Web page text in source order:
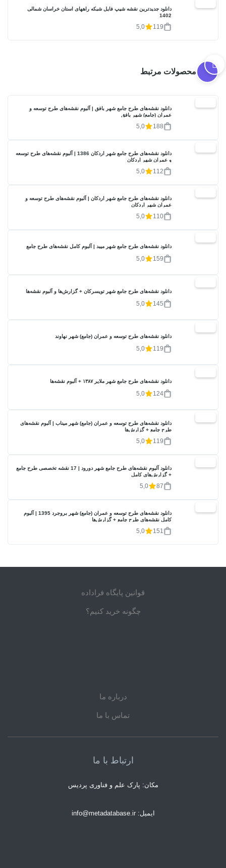
دانلود جدیدترین نقشه شیپ فایل شبکه راههای استان خراسان شمالی
1402
119
5,0
محصولات مرتبط
دانلود نقشه‌های طرح جامع شهر بافق | آلبوم نقشه‌های طرح توسعه و
عمران (جامع) شهر بافق
188
5,0
دانلود نقشه‌های طرح جامع شهر اردکان 1386 | آلبوم نقشه‌های طرح توسعه
و عمران شهر اردکان
112
5,0
دانلود نقشه‌های طرح جامع شهر اردکان | آلبوم نقشه‌های طرح توسعه و
عمران شهر اردکان
110
5,0
دانلود نقشه‌های طرح جامع شهر میبد | آلبوم کامل نقشه‌های طرح جامع
159
5,0
دانلود نقشه‌های طرح جامع شهر تویسرکان + گزارش‌ها و آلبوم نقشه‌ها
145
5,0
دانلود نقشه‌های طرح توسعه و عمران (جامع) شهر نهاوند
119
5,0
دانلود نقشه‌های طرح جامع شهر ملایر ۱۳۸۷ + آلبوم نقشه‌ها
124
5,0
دانلود نقشه‌های طرح توسعه و عمران (جامع) شهر میناب | آلبوم نقشه‌های
طرح جامع + گزارش‌ها
119
5,0
دانلود آلبوم نقشه‌های طرح جامع شهر دورود | 17 نقشه تخصصی طرح جامع
+ گزارش‌های کامل
87
5,0
دانلود نقشه‌های طرح توسعه و عمران (جامع) شهر بروجرد 1395 | آلبوم
کامل نقشه‌های طرح جامع + گزارش‌ها
151
5,0
قوانین پایگاه فراداده
چگونه خرید کنیم؟
درباره ما
تماس با ما
ارتباط با ما
مکان: پارک علم و فناوری پردیس
ایمیل: info@metadatabase.ir